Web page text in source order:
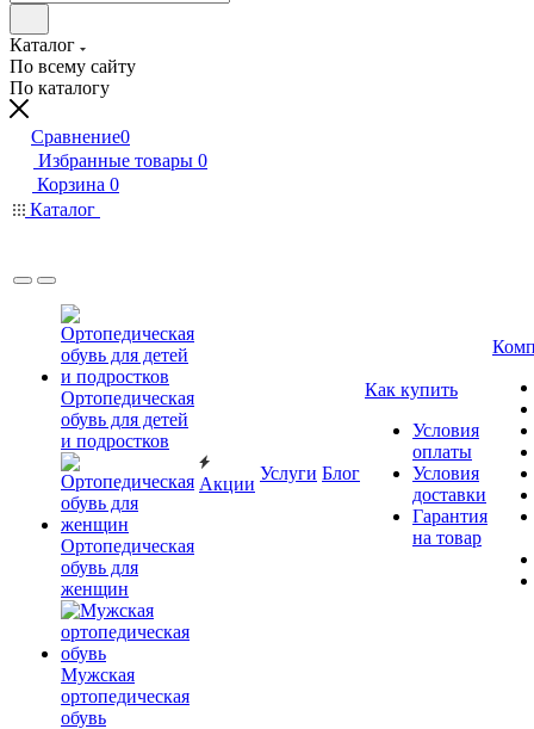
Каталог
По всему сайту
По каталогу
Сравнение0
Избранные товары 0
Корзина 0
Каталог
Ортопедическая
обувь для детей
и подростков
Ортопедическая
обувь для
женщин
Мужская
ортопедическая
обувь
Акции
Услуги Блог
Как купить
Условия
оплаты
Условия
доставки
Гарантия
на товар